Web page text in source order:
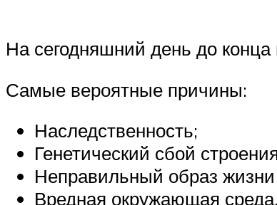
На сегодняшний день до конца
Самые вероятные причины:
Наследственность;
Генетический сбой
Неправильный образ жизни
Вредная окружающая